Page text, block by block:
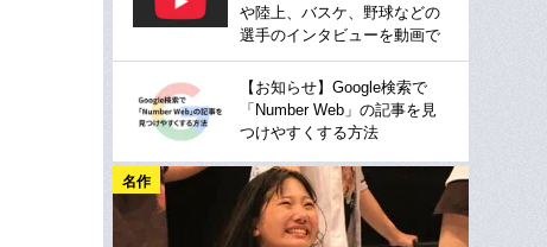
や陸上、バスケ、野球などの
選手のインタビューを動画で
【お知らせ】Google検索で
「Number Web」の記事を見
つけやすくする方法
名作